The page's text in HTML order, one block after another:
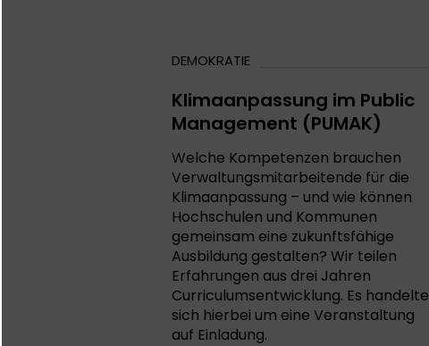
DEMOKRATIE
Klimaanpassung im Public
Management (PUMAK)
Welche Kompetenzen brauchen
Verwaltungsmitarbeitende für die
Klimaanpassung – und wie können
Hochschulen und Kommunen
gemeinsam eine zukunftsfähige
Ausbildung gestalten? Wir teilen
Erfahrungen aus drei Jahren
Curriculumsentwicklung. Es handelte
sich hierbei um eine Veranstaltung
auf Einladung.